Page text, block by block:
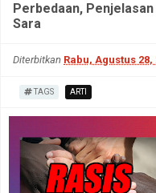
Perbedaan,
Sara
Diterbitkan Rabu, Agustus 28,
TAGS ARTI